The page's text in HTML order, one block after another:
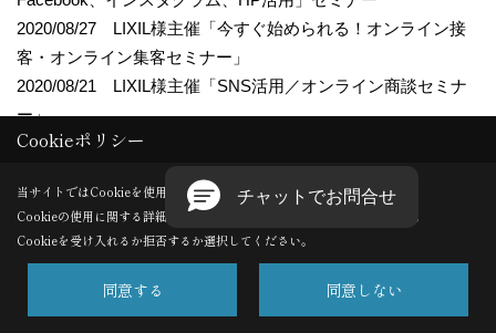
2020/08/27 LIXIL様主催「今すぐ始められる！オンライン接
客・オンライン集客セミナー」
2020/08/21 LIXIL様主催「SNS活用／オンライン商談セミナ
ー」
2020/08/20 LIXIL様主催「SNS活用集客セミナー これから
2020/08/18 LIXIL様主催「集客が倍増！繁盛店はやっている
対応した営業スタイルの提案vol2」
2020/08/03 LIXIL様主催「オンライン打合せ オンラインセ
Cookieポリシー
当サイトではCookieを使用します。
Cookieの使用に関する詳細は 「プライバシーポリシー
」をご覧ください。
Cookieを受け入れるか拒否するか選択してください。
同意する 同意しない